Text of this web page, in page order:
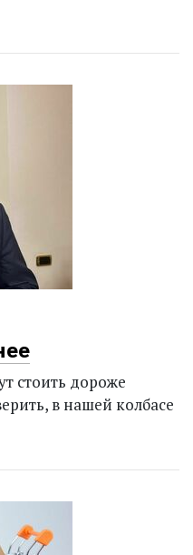
стоить дороже
в нашей колбасе